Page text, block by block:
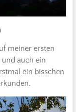
meiner ersten
und auch ein
ein bisschen